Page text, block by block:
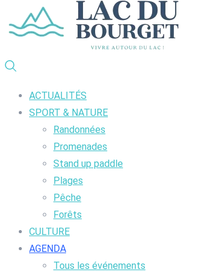
ACTUALITÉS
SPORT & NATURE
Randonnées
Promenades
Stand up paddle
Plages
Pêche
Forêts
CULTURE
AGENDA
Tous les événements